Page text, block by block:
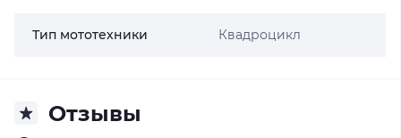
Тип мототехники Квадроцикл
Отзывы